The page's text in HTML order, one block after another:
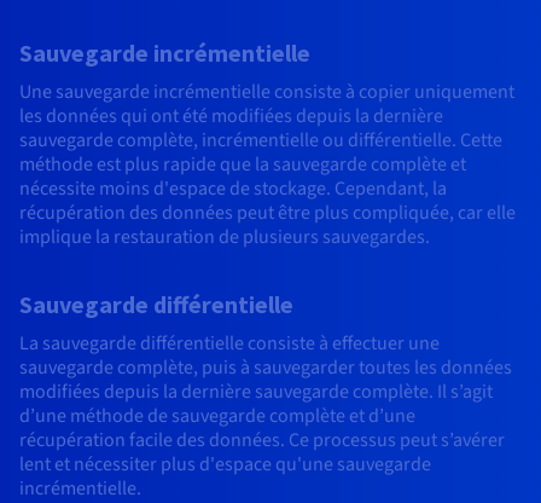
Sauvegarde incrémentielle
Une sauvegarde incrémentielle consiste à copier uniquement
les données qui ont été modifiées depuis la dernière
sauvegarde complète, incrémentielle ou différentielle. Cette
méthode est plus rapide que la sauvegarde complète et
nécessite moins d'espace de stockage. Cependant, la
récupération des données peut être plus compliquée, car elle
implique la restauration de plusieurs sauvegardes.
Sauvegarde différentielle
La sauvegarde différentielle consiste à effectuer une
sauvegarde complète, puis à sauvegarder toutes les données
modifiées depuis la dernière sauvegarde complète. Il s’agit
d’une méthode de sauvegarde complète et d’une
récupération facile des données. Ce processus peut s’avérer
lent et nécessiter plus d'espace qu'une sauvegarde
incrémentielle.